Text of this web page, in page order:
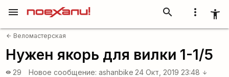
more_vert accessibility_new
search
menu
arrow_back Веломастерская
Нужен якорь для вилки 1-1/5
visibility 29 Новое сообщение: ashanbike 24 Окт, 2019 23:48 arrow_downward